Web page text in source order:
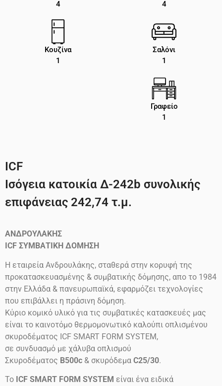
4 4
Κουζίνα
1
Σαλόνι
1
Γραφείο
1
ICF
Ισόγεια κατοικία Δ-242b συνολικής
επιφάνειας 242,74 τ.μ.
ΑΝΔΡΟΥΛΑΚΗΣ
ICF ΣΥΜΒΑΤΙΚΗ ΔΟΜΗΣΗ
Η εταιρεία Ανδρουλάκης, σταθερά στην κορυφή της
προκατασκευασμένης & συμβατικής δόμησης, απο το 1984
στην Ελλάδα & πανευρωπαϊκά, εφαρμόζει τεχνολογίες
που επιβάλλει η πράσινη δόμηση.
Κύριο κομικό υλικό για τις συμβατικές κατασκευές μας
είναι το καινοτόμο θερμομονωτικό καλούπι οπλισμένου
σκυροδέματος ICF SMART FORM SYSTEM,
σε συνδυασμό με χάλυβα οπλισμού
Σκυροδέματος B500c & σκυρόδεμα C25/30.
Το ICF SMART FORM SYSTEM είναι ένα ειδικά